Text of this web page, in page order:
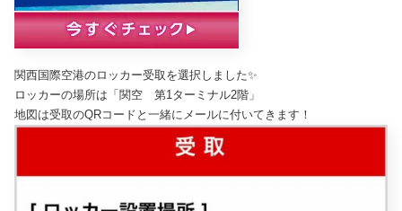
関西国際空港のロッカー受取を選択しました✨
ロッカーの場所は「関空 第1ターミナル2階」
地図は受取のQRコードと一緒にメールに付いてきます！